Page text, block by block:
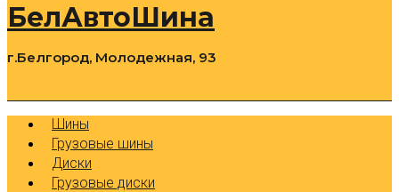
БелАвтоШина
г.Белгород, Молодежная, 93
Шины
Грузовые шины
Диски
Грузовые диски